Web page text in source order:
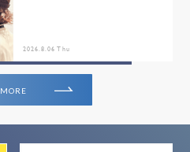
2026.8.06 Thu
MORE